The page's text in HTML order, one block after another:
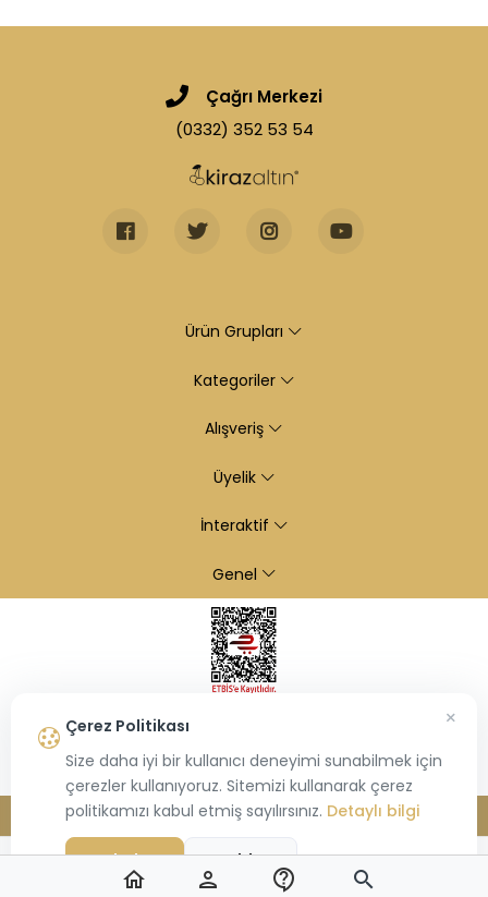
Çağrı Merkezi
(0332) 352 53 54
Ürün Grupları
Kategoriler
Alışveriş
Üyelik
İnteraktif
Genel
© 2026 Kiraz Altın- Tüm hakları saklıdır.
Bu site,Hiosis®tarafından geliştirilmişE-Ticaretpaketleri ile oluşturulmuştur.
home person contact_support search
Çerez Politikası
Size daha iyi bir kullanıcı deneyimi sunabilmek için
çerezler kullanıyoruz. Sitemizi kullanarak çerez
politikamızı kabul etmiş sayılırsınız. Detaylı bilgi
Kabul Et Reddet
×